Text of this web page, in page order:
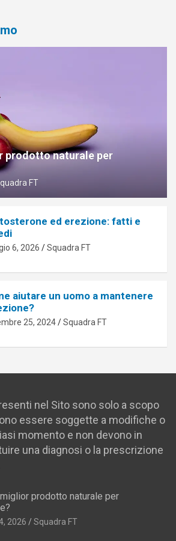
prodotto naturale per
FT
ed erezione: fatti e
6, 2026 Squadra FT
aiutare un uomo a mantenere
25, 2024 Squadra FT
nel Sito sono solo a scopo
essere soggette a modifiche o
momento e non devono in
una diagnosi o la prescrizione
prodotto naturale per
2026 Squadra FT